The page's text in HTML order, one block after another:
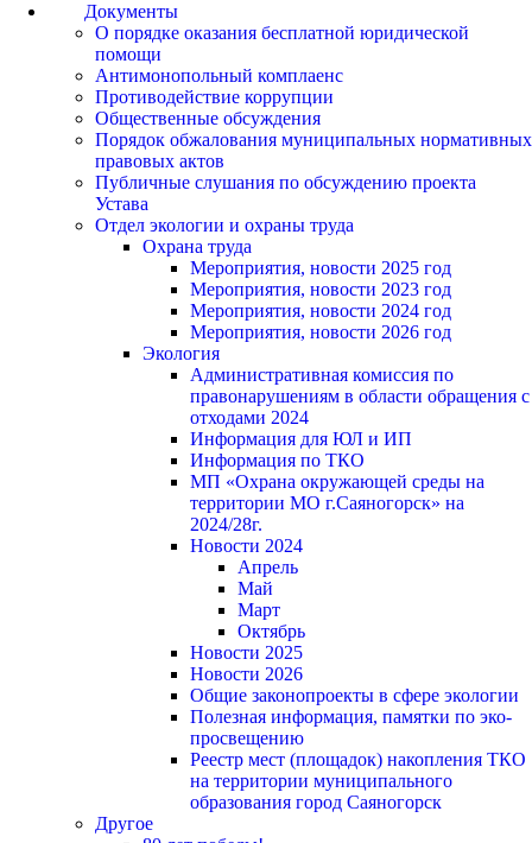
Документы
О порядке оказания бесплатной юридической
помощи
Антимонопольный комплаенс
Противодействие коррупции
Общественные обсуждения
Порядок обжалования муниципальных нормативных
правовых актов
Публичные слушания по обсуждению проекта
Устава
Отдел экологии и охраны труда
Охрана труда
Мероприятия, новости 2025 год
Мероприятия, новости 2023 год
Мероприятия, новости 2024 год
Мероприятия, новости 2026 год
Экология
Административная комиссия по
правонарушениям в области обращения с
отходами 2024
Информация для ЮЛ и ИП
Информация по ТКО
МП «Охрана окружающей среды на
территории МО г.Саяногорск» на
2024/28г.
Новости 2024
Апрель
Май
Март
Октябрь
Новости 2025
Новости 2026
Общие законопроекты в сфере экологии
Полезная информация, памятки по эко-
просвещению
Реестр мест (площадок) накопления ТКО
на территории муниципального
образования город Саяногорск
Другое